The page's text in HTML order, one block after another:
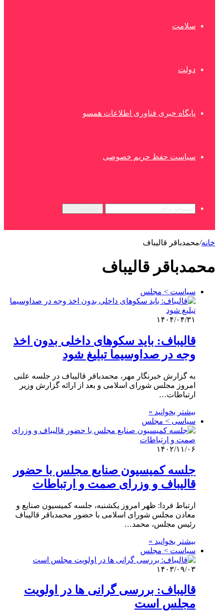
سلامت
دولت
پایگاه خبری فناوری اطلاعات همسو
سیاست حفظ حریم خصوصی
خانه/محمدباقر قالیباف
محمدباقر قالیباف
سیاست > مجلس
۱۴۰۴/۰۴/۳۱
قالیباف: باید سکوهای داخلی بدون اخذ
وجه در صداوسیما تبلیغ شود
به گزارش خبرنگار مهر، محمدباقر قالیباف در جلسه علنی
امروز مجلس شورای اسلامی و بعد از ارائه گزارش وزیر
ارتباطات…
بیشتر بخوانید »
سیاسی > مجلس
۱۴۰۲/۱۱/۰۶
جلسه کمیسیون صنایع مجلس با حضور
قالیباف و وزرای صمت و ارتباطات
ارتباط فردا: ظهر امروز یکشنبه، جلسه کمیسیون صنایع و
معادن مجلس شورای اسلامی با حضور محمدباقر قالیباف
رئیس مجلس، محمد…
بیشتر بخوانید »
سیاست > مجلس
۱۴۰۳/۰۹/۰۳
قالیباف: بررسی گرانی ها در اولویت
مجلس است